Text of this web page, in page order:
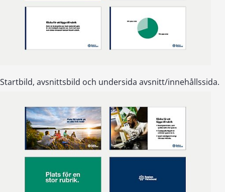
Startbild, avsnittsbild och undersida avsnitt/innehållssida.